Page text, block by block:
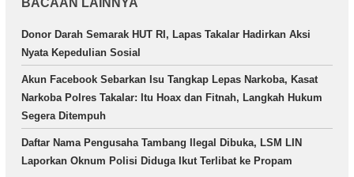
BACAAN LAINNYA
Donor Darah Semarak HUT RI, Lapas Takalar Hadirkan Aksi
Nyata Kepedulian Sosial
Akun Facebook Sebarkan Isu Tangkap Lepas Narkoba, Kasat
Narkoba Polres Takalar: Itu Hoax dan Fitnah, Langkah Hukum
Segera Ditempuh
Daftar Nama Pengusaha Tambang Ilegal Dibuka, LSM LIN
Laporkan Oknum Polisi Diduga Ikut Terlibat ke Propam